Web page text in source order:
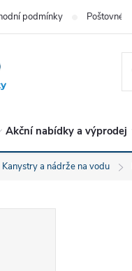
podmínky Poštovné
Akční nabídky a výprodej
Kanystry a nádrže na vodu